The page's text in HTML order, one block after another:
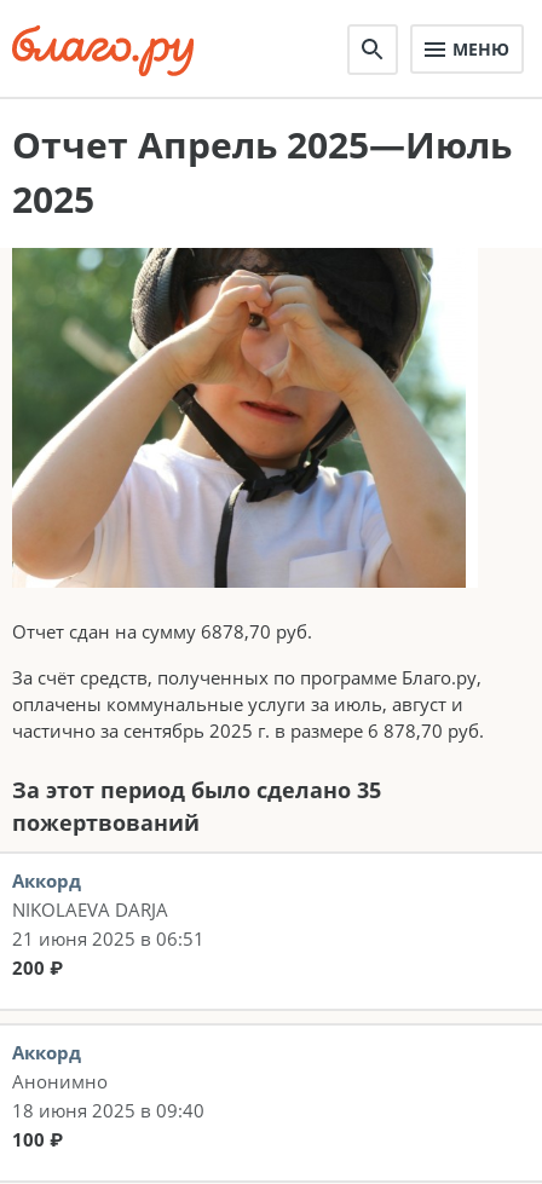
МЕНЮ
Отчет Апрель 2025—Июль
2025
Отчет сдан на сумму 6878,70 руб.
За счёт средств, полученных по программе Благо.ру,
оплачены коммунальные услуги за июль, август и
частично за сентябрь 2025 г. в размере 6 878,70 руб.
За этот период было сделано 35
пожертвований
Аккорд
NIKOLAEVA DARJA
21 июня 2025 в 06:51
200 ₽
Аккорд
Анонимно
18 июня 2025 в 09:40
100 ₽